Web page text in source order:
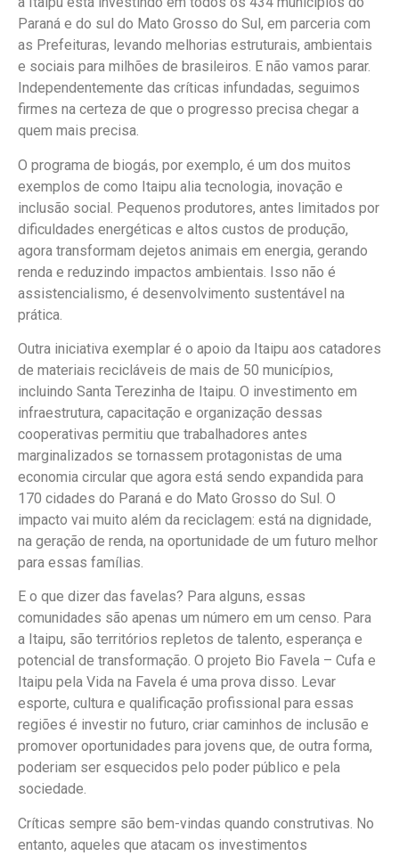
Paraná e do sul do Mato Grosso do Sul, em parceria com
as Prefeituras, levando melhorias estruturais, ambientais
e sociais para milhões de brasileiros. E não vamos parar.
Independentemente das críticas infundadas, seguimos
firmes na certeza de que o progresso precisa chegar a
quem mais precisa.
O programa de biogás, por exemplo, é um dos muitos
exemplos de como Itaipu alia tecnologia, inovação e
inclusão social. Pequenos produtores, antes limitados por
dificuldades energéticas e altos custos de produção,
agora transformam dejetos animais em energia, gerando
renda e reduzindo impactos ambientais. Isso não é
assistencialismo, é desenvolvimento sustentável na
prática.
Outra iniciativa exemplar é o apoio da Itaipu aos catadores
de materiais recicláveis de mais de 50 municípios,
incluindo Santa Terezinha de Itaipu. O investimento em
infraestrutura, capacitação e organização dessas
cooperativas permitiu que trabalhadores antes
marginalizados se tornassem protagonistas de uma
economia circular que agora está sendo expandida para
170 cidades do Paraná e do Mato Grosso do Sul. O
impacto vai muito além da reciclagem: está na dignidade,
na geração de renda, na oportunidade de um futuro melhor
para essas famílias.
E o que dizer das favelas? Para alguns, essas
comunidades são apenas um número em um censo. Para
a Itaipu, são territórios repletos de talento, esperança e
potencial de transformação. O projeto Bio Favela – Cufa e
Itaipu pela Vida na Favela é uma prova disso. Levar
esporte, cultura e qualificação profissional para essas
regiões é investir no futuro, criar caminhos de inclusão e
promover oportunidades para jovens que, de outra forma,
poderiam ser esquecidos pelo poder público e pela
sociedade.
Críticas sempre são bem-vindas quando construtivas. No
entanto, aqueles que atacam os investimentos